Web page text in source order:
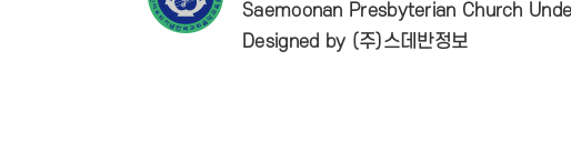
Saemoonan Presbyterian Church
Designed by (주)스데반정보